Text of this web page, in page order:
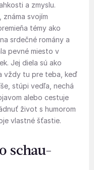
a zmyslu.
známa svojím
témy ako
srdečné romány a
pevné miesto v
Jej diela sú ako
vždy tu pre teba, keď
stúpi vedľa, nechá
alebo cestuje
život s humorom
vlastné šťastie.
schau-